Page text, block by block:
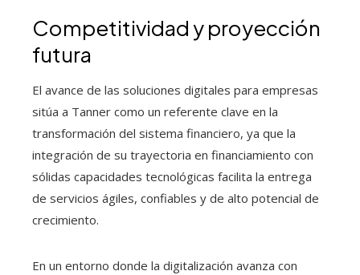
Competitividad y proyección
futura
El avance de las soluciones digitales para empresas
sitúa a Tanner como un referente clave en la
transformación del sistema financiero, ya que la
integración de su trayectoria en financiamiento con
sólidas capacidades tecnológicas facilita la entrega
de servicios ágiles, confiables y de alto potencial de
crecimiento.
En un entorno donde la digitalización avanza con